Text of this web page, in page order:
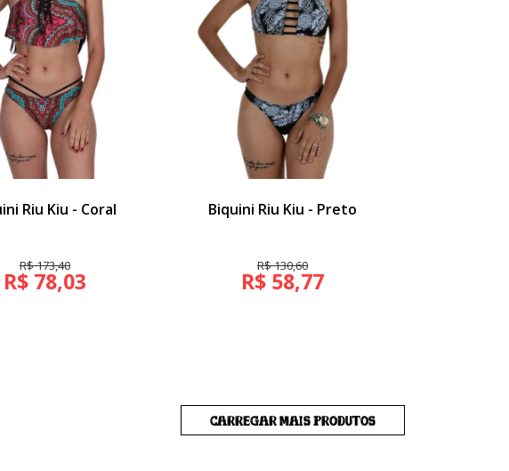
Riu Kiu - Coral
R$ 173,40
R$ 78,03
Biquini Riu Kiu - Preto
R$ 130,60
R$ 58,77
CARREGAR MAIS PRODUTOS